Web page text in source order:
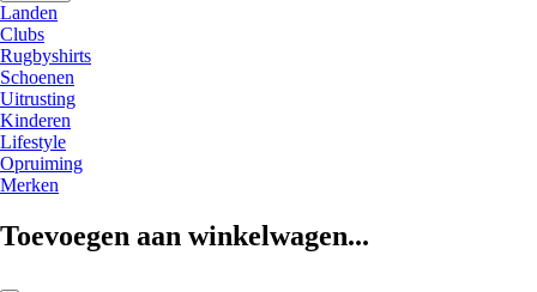
Landen
Clubs
Rugbyshirts
Schoenen
Uitrusting
Kinderen
Lifestyle
Opruiming
Merken
Toevoegen aan winkelwagen...